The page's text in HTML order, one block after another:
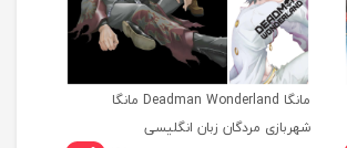
مانگا Deadman Wonderland مانگا
شهربازی مردگان زبان انگلیسی